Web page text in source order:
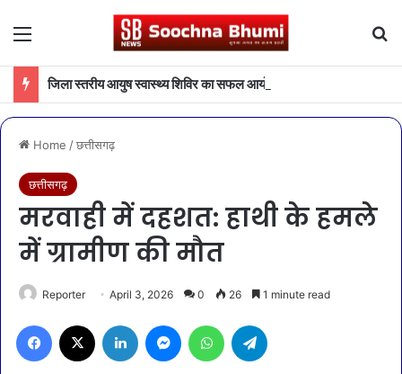
Menu
जिला स्तरीय आयुष स्वास्थ्य शिविर का सफल आयोजन
Home /छत्तीसगढ़
छत्तीसगढ़
मरवाही में दहशत: हाथी के हमले
में ग्रामीण की मौत
Reporter April 3, 2026 0 26 1 minute read
Facebook LinkedIn MessengerWhatsApp